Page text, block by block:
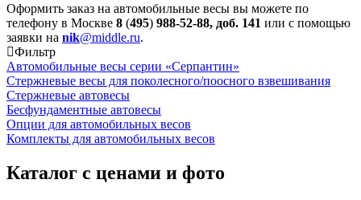
Оформить заказ на автомобильные весы вы можете по
телефону в Москве 8 (495) 988-52-88, доб. 141 или с помощью
заявки на nik@middle.ru.
Фильтр
Автомобильные весы серии «Серпантин»
Стержневые весы для поколесного/поосного взвешивания
Стержневые автовесы
Бесфундаментные автовесы
Опции для автомобильных весов
Комплекты для автомобильных весов
Каталог с ценами и фото